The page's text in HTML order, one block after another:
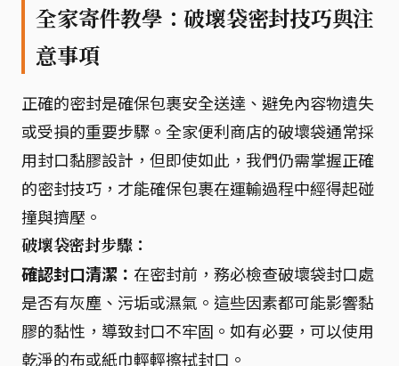
全家寄件教學：破壞袋密封技巧與注
意事項
正確的密封是確保包裹安全送達、避免內容物遺失
或受損的重要步驟。全家便利商店的破壞袋通常採
用封口黏膠設計，但即使如此，我們仍需掌握正確
的密封技巧，才能確保包裹在運輸過程中經得起碰
撞與擠壓。
破壞袋密封步驟：
確認封口清潔： 在密封前，務必檢查破壞袋封口處
是否有灰塵、污垢或濕氣。這些因素都可能影響黏
膠的黏性，導致封口不牢固。如有必要，可以使用
乾淨的布或紙巾輕輕擦拭封口。